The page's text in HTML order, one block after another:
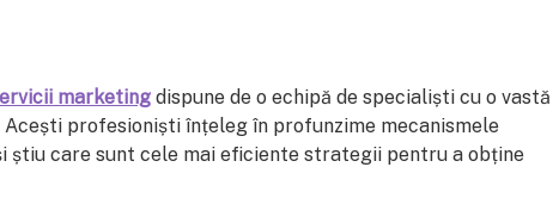
marketing dispune de o echipă de specialiști cu o vastă
Acești profesioniști înțeleg în profunzime mecanismele
știu care sunt cele mai eficiente strategii pentru a obține